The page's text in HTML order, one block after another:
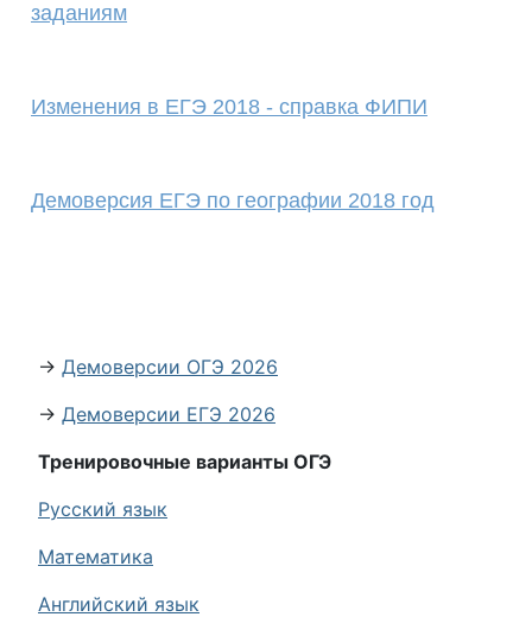
заданиям
Изменения в ЕГЭ 2018 - справка ФИПИ
Демоверсия ЕГЭ по географии 2018 год
→ Демоверсии ОГЭ 2026
→ Демоверсии ЕГЭ 2026
Тренировочные варианты ОГЭ
Русский язык
Математика
Английский язык